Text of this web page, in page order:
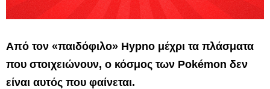
Από τον «παιδόφιλο» Hypno μέχρι τα πλάσματα
που στοιχειώνουν, ο κόσμος των Pokémon δεν
είναι αυτός που φαίνεται.